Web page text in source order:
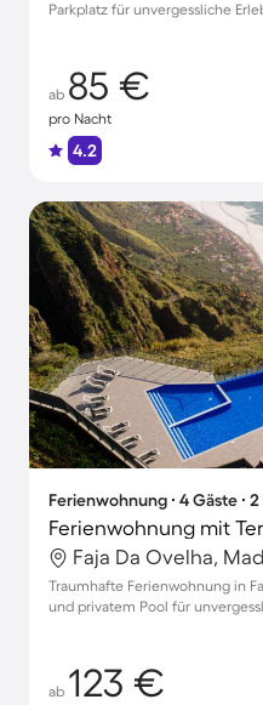
Parkplatz für unvergessliche
ab 85 €
pro Nacht
4.2
Ferienwohnung ∙ 4 Gäste ∙
Faja Da Ovelha,
Traumhafte Ferienwohnung in
und privatem Pool für
ab 123 €